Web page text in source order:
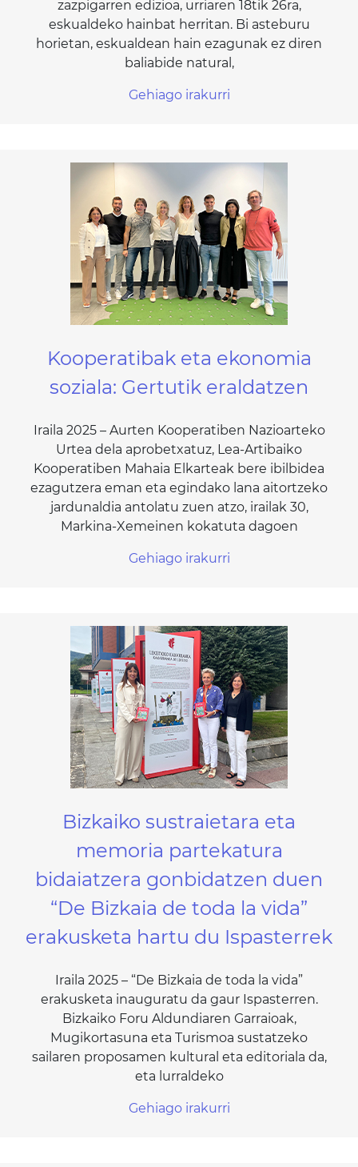
zazpigarren edizioa, urriaren 18tik 26ra,
eskualdeko hainbat herritan. Bi asteburu
horietan, eskualdean hain ezagunak ez diren
baliabide natural,
Gehiago irakurri
Kooperatibak eta ekonomia
soziala: Gertutik eraldatzen
Iraila 2025 – Aurten Kooperatiben Nazioarteko
Urtea dela aprobetxatuz, Lea-Artibaiko
Kooperatiben Mahaia Elkarteak bere ibilbidea
ezagutzera eman eta egindako lana aitortzeko
jardunaldia antolatu zuen atzo, irailak 30,
Markina-Xemeinen kokatuta dagoen
Gehiago irakurri
Bizkaiko sustraietara eta
memoria partekatura
bidaiatzera gonbidatzen duen
“De Bizkaia de toda la vida”
erakusketa hartu du Ispasterrek
Iraila 2025 – “De Bizkaia de toda la vida”
erakusketa inauguratu da gaur Ispasterren.
Bizkaiko Foru Aldundiaren Garraioak,
Mugikortasuna eta Turismoa sustatzeko
sailaren proposamen kultural eta editoriala da,
eta lurraldeko
Gehiago irakurri